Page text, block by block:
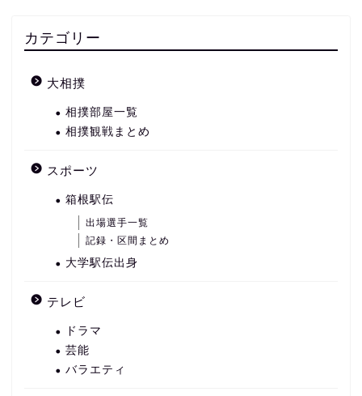
カテゴリー
大相撲
相撲部屋一覧
相撲観戦まとめ
スポーツ
箱根駅伝
出場選手一覧
記録・区間まとめ
大学駅伝出身
テレビ
ドラマ
芸能
バラエティ